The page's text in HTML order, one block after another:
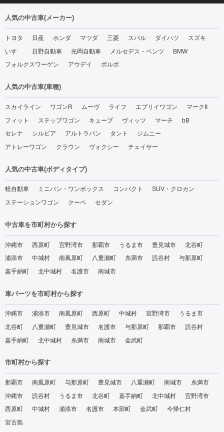
人気の中古車(メーカー)
トヨタ 日産 ホンダ マツダ 三菱 スバル ダイハツ
スズキ
いすゞ
日野自動車 光岡自動車 メルセデス・ベンツ
BMW
フォルクスワーゲン
アウデイ ボルボ
人気の中古車(車種)
スカイライン ワゴンR ムーヴ ライフ エブリイワゴン
マークII
フィット
ステップワゴン キューブ ヴィッツ マーチ
bB
セレナ
シルビア アルトラパン タント
ジムニー
アトレーワゴン
クラウン ヴォクシー チェイサー
人気の中古車(ボディタイプ)
軽自動車 ミニバン・ワンボックス コンパクト
SUV・クロカン
ステーションワゴン
クーペ セダン
中古車を市町村から探す
沖縄市 西原町 宜野湾市 那覇市 うるま市 豊見城市
北谷町
浦添市
中城村 南風原町 八重瀬町 糸満市 読谷村
与那原町
嘉手納町
北中城村 名護市 南城市
車パーツを市町村から探す
沖縄市 浦添市 南風原町 西原町 中城村 宜野湾市
うるま市
北谷町
八重瀬町 豊見城市 名護市 与那原町 那覇市
読谷村
嘉手納町
北中城村 糸満市 南城市 金武町
市町村から探す
那覇市 南風原町 与那原町 豊見城市 八重瀬町 南城市
糸満市
沖縄市
読谷村 うるま市 北谷町 嘉手納町 北中城村
宜野湾市
西原町
中城村 浦添市 名護市 本部町 金武町
今帰仁村
宮古島